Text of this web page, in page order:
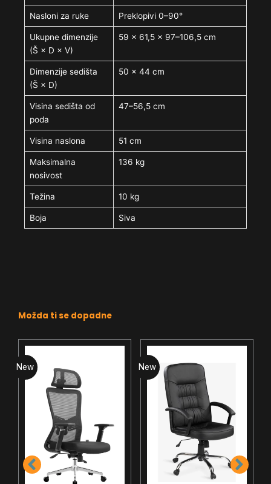
Nasloni za ruke Preklopivi 0–90°
Ukupne dimenzije
(Š × D × V)
59 × 61,5 × 97–106,5 cm
Dimenzije sedišta
(Š × D)
50 × 44 cm
Visina sedišta od
poda
47–56,5 cm
Visina naslona 51 cm
Maksimalna
nosivost
136 kg
Težina 10 kg
Boja Siva
Možda ti se dopadne
New New